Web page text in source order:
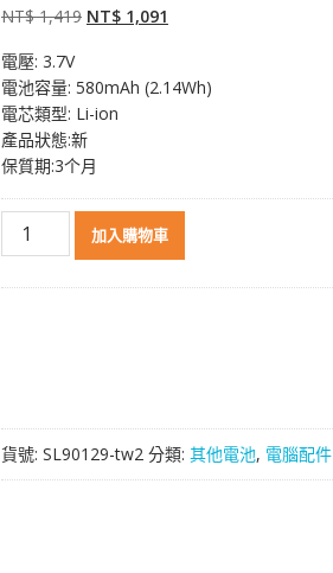
NT$1,419 原
格：
NT$ 1,419。
NT$ 1,091
格：
電壓: 3.7V
電池容量: 580mAh (2.14Wh)
電芯類型: Li-ion
產品狀態:新
保質期:3个月
GT
數
量
加入購物車
貨號: SL90129-tw2 分類: 其他電池, 電腦配件